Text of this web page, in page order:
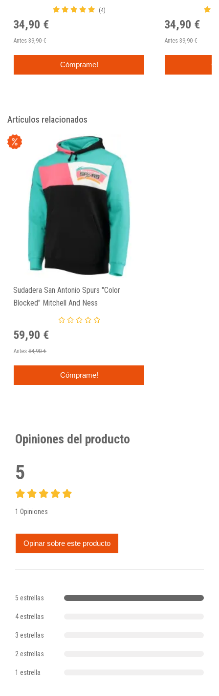
(4)
34,90 €
Antes 39,90 €
Cómprame!
34,90 €
Antes 39,90 €
Artículos relacionados
Sudadera San Antonio Spurs "Color
Blocked" Mitchell And Ness
59,90 €
Antes 84,90 €
Cómprame!
Opiniones del producto
5
1 Opiniones
Opinar sobre este producto
5 estrellas
4 estrellas
3 estrellas
2 estrellas
1 estrella